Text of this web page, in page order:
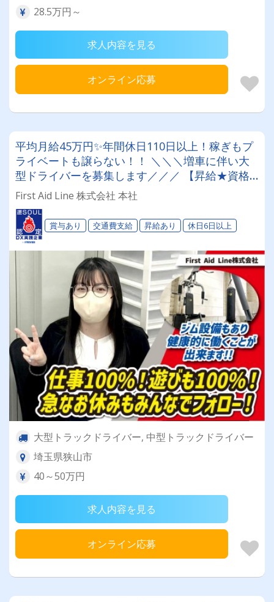
28.5万円～
求人内容を見る
オンライン応募
平均月給45万円✨年間休日110日以上！稼ぎもプ
ライベートも譲らない！！ ＼＼＼増車に伴い大
型ドライバーを募集します／／／ 【昇給★資格
取得支援☆ジム設備あり☆20代～50代活躍中✨】
First Aid Line 株式会社 本社
賞与あり 交通費支給 昇給あり 休日6日以上
大型トラックドライバー, 中型トラックドライバー
埼玉県狭山市
40～50万円
求人内容を見る
オンライン応募